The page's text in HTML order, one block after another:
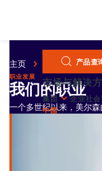
to
content
集团 企业社会
中国
市场与解决
产品查
主页 职业发展
职业发展
我们的职业
一个多世纪以来，美尔